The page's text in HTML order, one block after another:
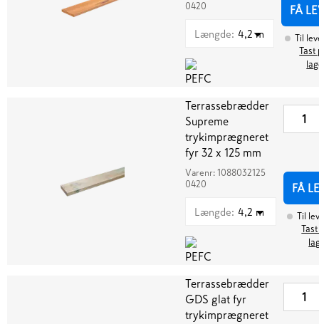
0420
Længde: 4,2 m
FÅ
Til
Tast
Terrassebrædder
Supreme
trykimprægneret
fyr 32 x 125 mm
Varenr: 1088032125
0420
Længde: 4,2 m
FÅ
Til
Terrassebrædder
GDS glat fyr
trykimprægneret